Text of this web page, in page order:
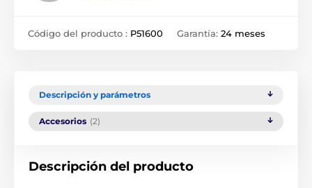
Código del producto : P51600 Garantía: 24 meses
Descripción y parámetros
Accesorios (2)
Descripción del producto